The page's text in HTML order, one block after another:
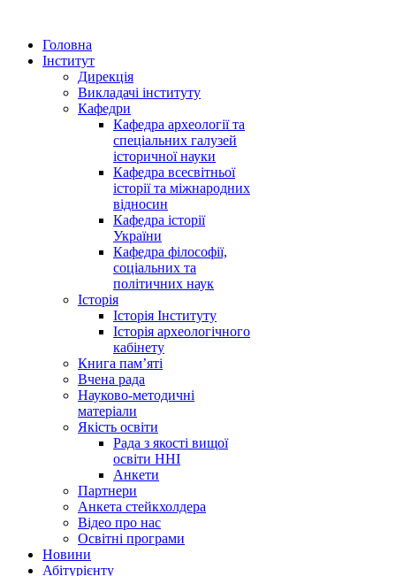
Головна
Інститут
Дирекція
Викладачі інституту
Кафедри
Кафедра археології та
спеціальних галузей
історичної науки
Кафедра всесвітньої
історії та міжнародних
відносин
Кафедра історії
України
Кафедра філософії,
соціальних та
політичних наук
Історія
Історія Інституту
Історія археологічного
кабінету
Книга памʼяті
Вчена рада
Науково-методичні
матеріали
Якість освіти
Рада з якості вищої
освіти ННІ
Анкети
Партнери
Анкета стейкхолдера
Відео про нас
Освітні програми
Hовини
Абітурієнту